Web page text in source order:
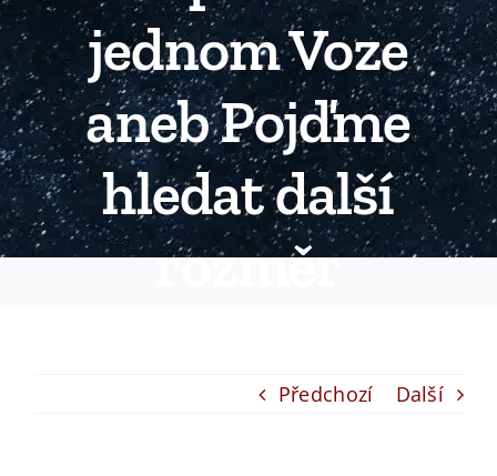
jednom Voze
aneb Pojďme
hledat další
rozměr
Předchozí Další